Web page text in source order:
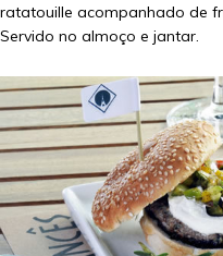
ratatouille acompanhado de
Servido no almoço e jantar.